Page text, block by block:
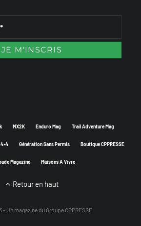
MX2K Enduro Mag Trail Adventure Mag
Génération Sans Permis Boutique CPPRESSE
Magazine Maisons A Vivre
Retour en haut
- Un magazine du Groupe CPPRESSE